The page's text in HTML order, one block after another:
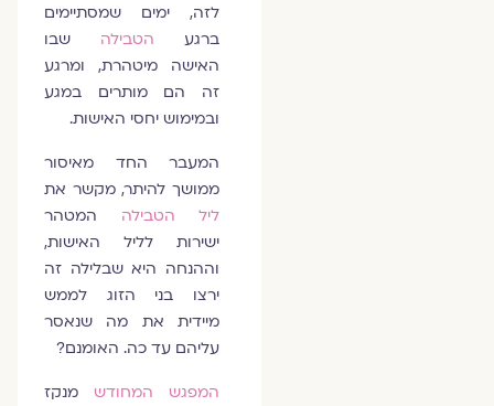
לזה, ימים שמסתיימים
ברגע
הטבילהשבו
האישה מיטהרת, ומרגע
זה הם מותרים במגע
ובמימוש יחסי האישות.
המעבר החד מאיסור
ממושך להיתר, מקשר את
ליל הטבילההמטהר
ישירות לליל האישות,
וההנחה היא שבלילה זה
ירצו בני הזוג לממש
מיידית את מה שנאסר
עליהם עד כה. האומנם?
המפגש המחודשמנקז